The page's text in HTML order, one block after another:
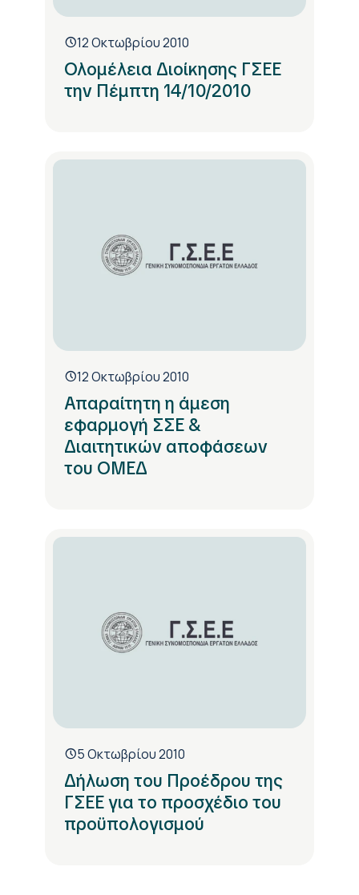
12 Οκτωβρίου 2010
Ολομέλεια Διοίκησης ΓΣΕΕ
την Πέμπτη 14/10/2010
12 Οκτωβρίου 2010
Απαραίτητη η άμεση
εφαρμογή ΣΣΕ &
Διαιτητικών αποφάσεων
του ΟΜΕΔ
5 Οκτωβρίου 2010
Δήλωση του Προέδρου της
ΓΣΕΕ για το προσχέδιο του
προϋπολογισμού